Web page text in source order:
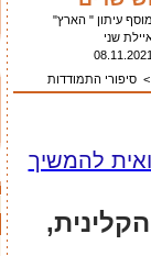
עיתון " הארץ"
שני
סיפורי התמודדות
להמשיך